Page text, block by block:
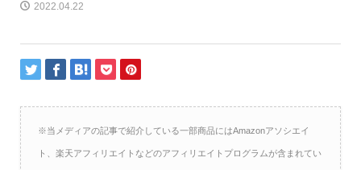
2022.04.22
※当メディアの記事で紹介している一部商品にはAmazonアソシエイ
ト、楽天アフィリエイトなどのアフィリエイトプログラムが含まれてい